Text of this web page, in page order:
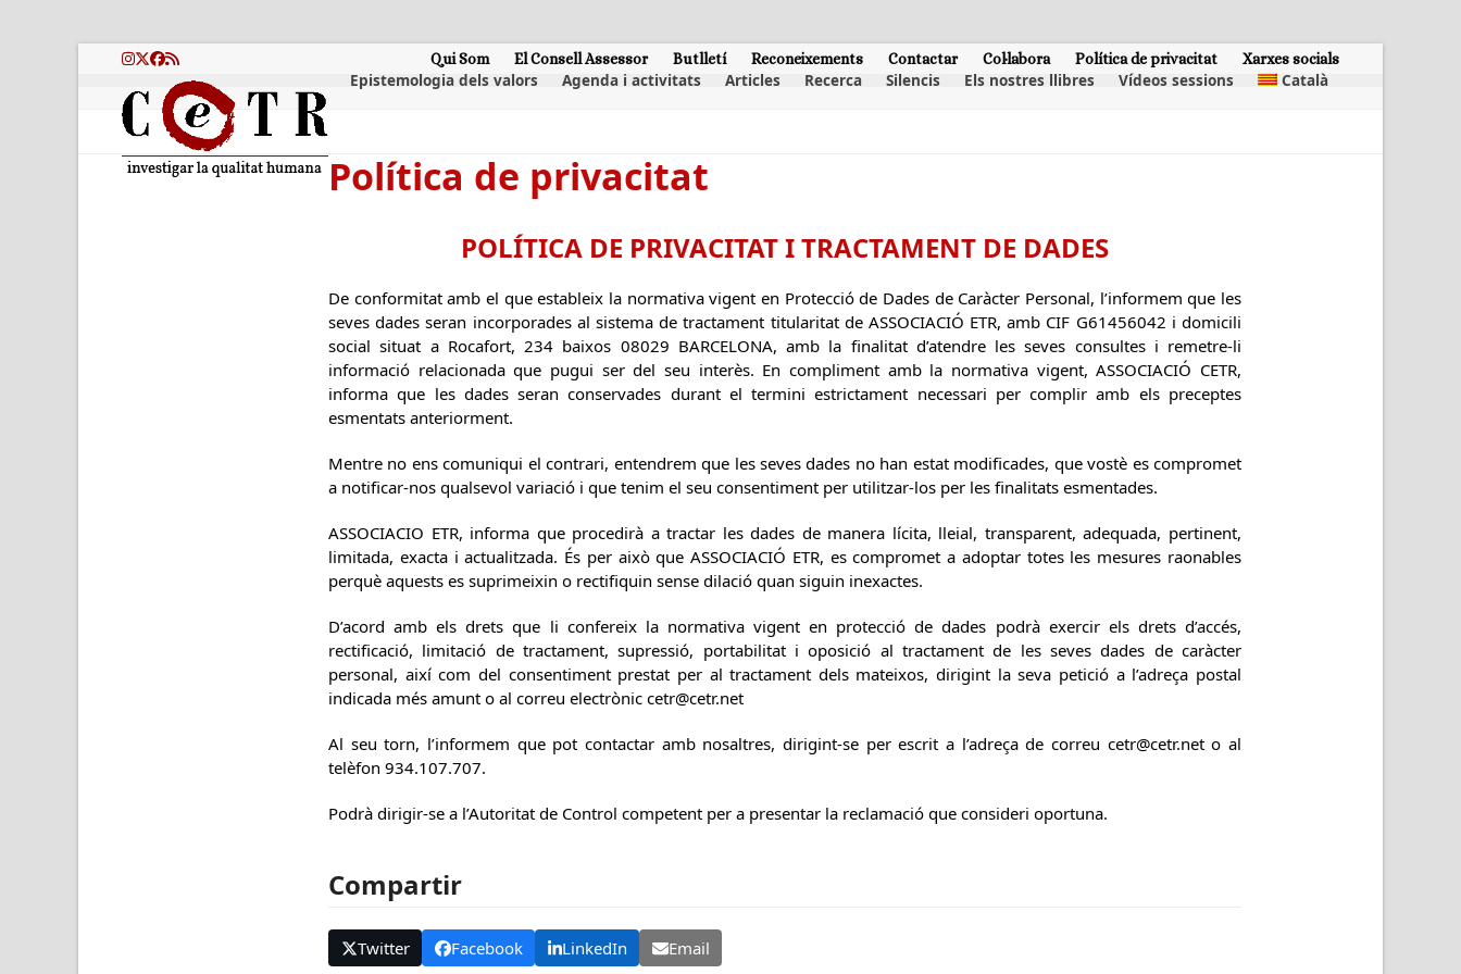
Instagram
Twitter
Facebook
RSS Qui Som El Consell Assessor Butlletí Reconeixements Contactar Col·labora Política de privacitat Xarxes socials
Epistemologia dels valors Agenda i activitats Articles Recerca Silencis Els nostres llibres Vídeos sessions Català
Política de privacitat
POLÍTICA DE PRIVACITAT I TRACTAMENT DE DADES
De conformitat amb el que estableix la normativa vigent en Protecció de Dades de Caràcter Personal, l’informem que les
seves dades seran incorporades al sistema de tractament titularitat de ASSOCIACIÓ ETR, amb CIF G61456042 i domicili
social situat a Rocafort, 234 baixos 08029 BARCELONA, amb la finalitat d’atendre les seves consultes i remetre-li
informació relacionada que pugui ser del seu interès. En compliment amb la normativa vigent, ASSOCIACIÓ CETR,
informa que les dades seran conservades durant el termini estrictament necessari per complir amb els preceptes
esmentats anteriorment.
Mentre no ens comuniqui el contrari, entendrem que les seves dades no han estat modificades, que vostè es compromet
a notificar-nos qualsevol variació i que tenim el seu consentiment per utilitzar-los per les finalitats esmentades.
ASSOCIACIO ETR, informa que procedirà a tractar les dades de manera lícita, lleial, transparent, adequada, pertinent,
limitada, exacta i actualitzada. És per això que ASSOCIACIÓ ETR, es compromet a adoptar totes les mesures raonables
perquè aquests es suprimeixin o rectifiquin sense dilació quan siguin inexactes.
D’acord amb els drets que li confereix la normativa vigent en protecció de dades podrà exercir els drets d’accés,
rectificació, limitació de tractament, supressió, portabilitat i oposició al tractament de les seves dades de caràcter
personal, així com del consentiment prestat per al tractament dels mateixos, dirigint la seva petició a l’adreça postal
indicada més amunt o al correu electrònic cetr@cetr.net
Al seu torn, l’informem que pot contactar amb nosaltres, dirigint-se per escrit a l’adreça de correu cetr@cetr.net o al
telèfon 934.107.707.
Podrà dirigir-se a l’Autoritat de Control competent per a presentar la reclamació que consideri oportuna.
Compartir
Twitter Facebook LinkedIn Email